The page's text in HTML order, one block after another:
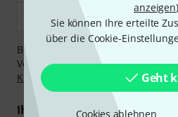
anzeigen
Sie können Ihre erteilte
über die Cookie-
Geht
Cookies ablehnen
Bezahlen Sie vertraulich und
Vorkasse, PayPal, Amazon Pay,
Klarna Ratenzahlung
oder
Ihre Vorteile